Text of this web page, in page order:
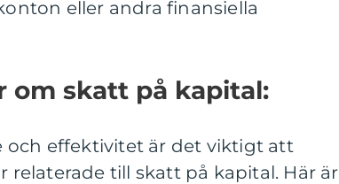
eller andra finansiella
om skatt på kapital:
och effektivitet är det viktigt att
till skatt på kapital. Här är